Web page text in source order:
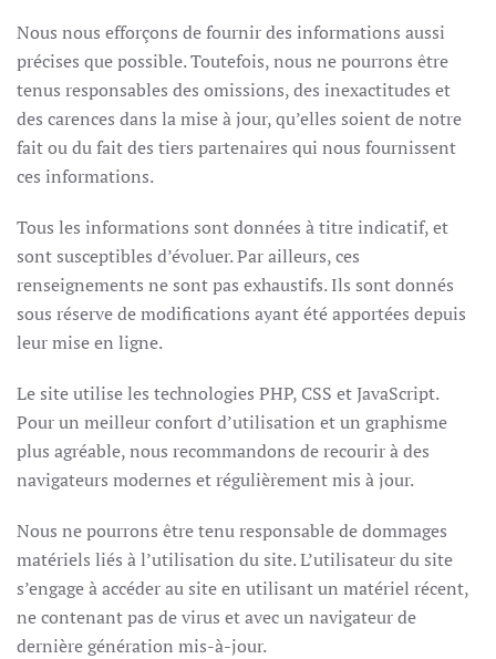
Nous nous efforçons de fournir des informations aussi
précises que possible. Toutefois, nous ne pourrons être
tenus responsables des omissions, des inexactitudes et
des carences dans la mise à jour, qu’elles soient de notre
fait ou du fait des tiers partenaires qui nous fournissent
ces informations.
Tous les informations sont données à titre indicatif, et
sont susceptibles d’évoluer. Par ailleurs, ces
renseignements ne sont pas exhaustifs. Ils sont donnés
sous réserve de modifications ayant été apportées depuis
leur mise en ligne.
Le site utilise les technologies PHP, CSS et JavaScript.
Pour un meilleur confort d’utilisation et un graphisme
plus agréable, nous recommandons de recourir à des
navigateurs modernes et régulièrement mis à jour.
Nous ne pourrons être tenu responsable de dommages
matériels liés à l’utilisation du site. L’utilisateur du site
s’engage à accéder au site en utilisant un matériel récent,
ne contenant pas de virus et avec un navigateur de
dernière génération mis-à-jour.